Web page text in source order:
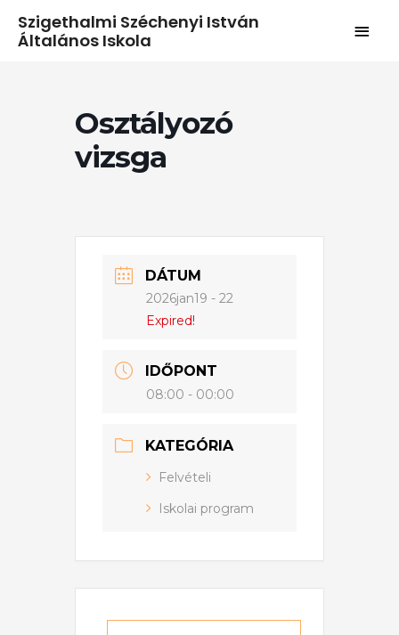
Szigethalmi Széchenyi István
Általános Iskola
Osztályozó
vizsga
DÁTUM
2026jan19 - 22
Expired!
IDŐPONT
08:00 - 00:00
KATEGÓRIA
Felvételi
Iskolai program